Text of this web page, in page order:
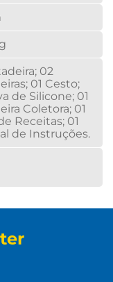
02
01 Cesto;
de Silicone; 01
Coletora; 01
Receitas; 01
de Instruções.